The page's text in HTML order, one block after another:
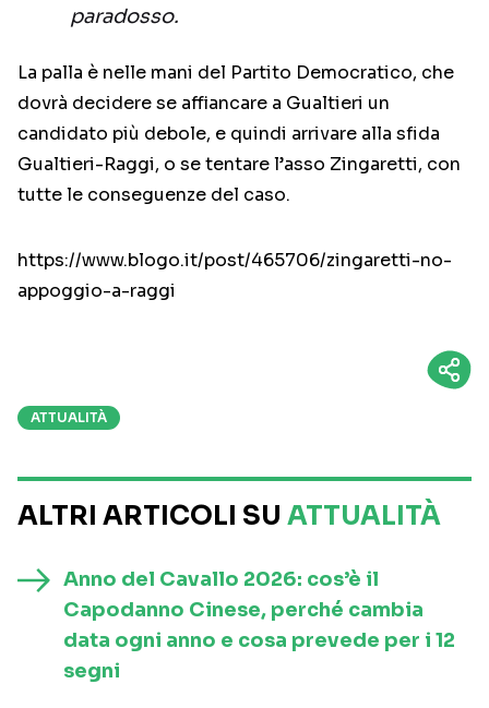
paradosso.
La palla è nelle mani del Partito Democratico, che
dovrà decidere se affiancare a Gualtieri un
candidato più debole, e quindi arrivare alla sfida
Gualtieri-Raggi, o se tentare l’asso Zingaretti, con
tutte le conseguenze del caso.
https://www.blogo.it/post/465706/zingaretti-no-
appoggio-a-raggi
ATTUALITÀ
ALTRI ARTICOLI SU ATTUALITÀ
Anno del Cavallo 2026: cos’è il
Capodanno Cinese, perché cambia
data ogni anno e cosa prevede per i 12
segni